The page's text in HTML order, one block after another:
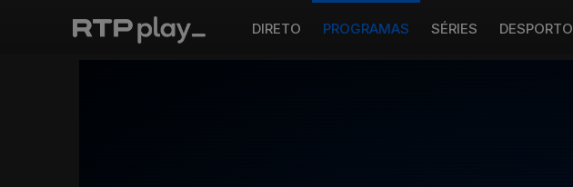
DIRETO PROGRAMAS SÉRIES DESPORTO